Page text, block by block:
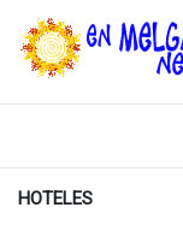
HOTELES